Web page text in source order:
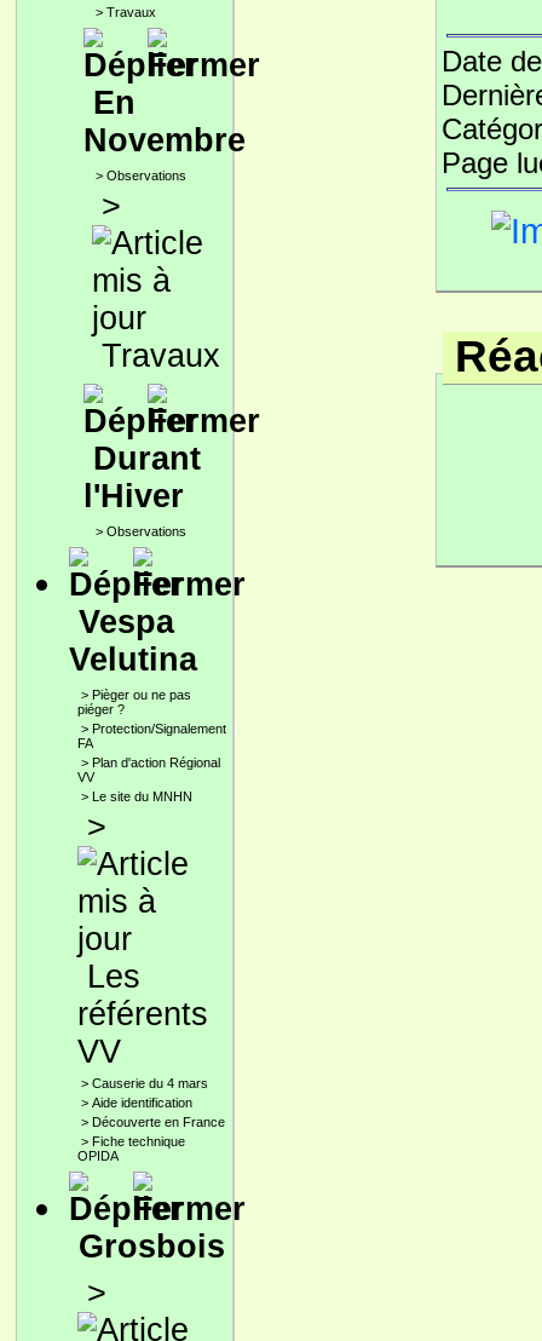
> Travaux
En
Novembre
> Observations
>
Travaux
Durant
l'Hiver
> Observations
Vespa
Velutina
> Pièger ou ne pas
piéger ?
> Protection/Signalement
FA
> Plan d'action Régional
VV
> Le site du MNHN
>
Les
référents
VV
> Causerie du 4 mars
> Aide identification
> Découverte en France
> Fiche technique
OPIDA
Grosbois
>
Date
Page